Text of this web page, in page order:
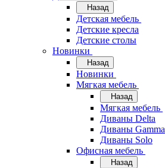
Назад
Детская мебель
Детские кресла
Детские столы
Новинки
Назад
Новинки
Мягкая мебель
Назад
Мягкая мебель
Диваны Delta
Диваны Gamma
Диваны Solo
Офисная мебель
Назад